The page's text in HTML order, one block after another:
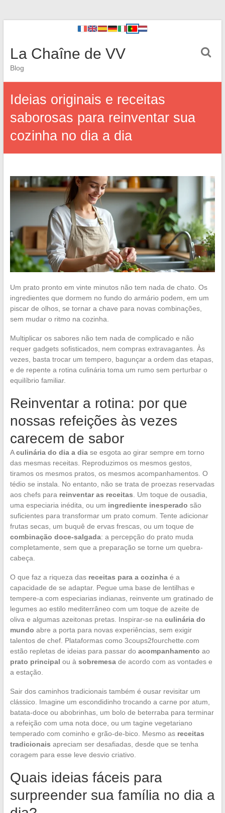
La Chaîne de VV
Blog
Ideias originais e receitas
saborosas para reinventar sua
cozinha no dia a dia
Um prato pronto em vinte minutos não tem nada de chato. Os
ingredientes que dormem no fundo do armário podem, em um
piscar de olhos, se tornar a chave para novas combinações,
sem mudar o ritmo na cozinha.
Multiplicar os sabores não tem nada de complicado e não
requer gadgets sofisticados, nem compras extravagantes. Às
vezes, basta trocar um tempero, bagunçar a ordem das etapas,
e de repente a rotina culinária toma um rumo sem perturbar o
equilíbrio familiar.
Reinventar a rotina: por que
nossas refeições às vezes
carecem de sabor
Aculinária do dia a diase esgota ao girar sempre em torno
das mesmas receitas. Reproduzimos os mesmos gestos,
tiramos os mesmos pratos, os mesmos acompanhamentos. O
tédio se instala. No entanto, não se trata de proezas reservadas
aos chefs para reinventar as receitas . Um toque de ousadia,
uma especiaria inédita, ou um ingrediente inesperado são
suficientes para transformar um prato comum. Tente adicionar
frutas secas, um buquê de ervas frescas, ou um toque de
combinação doce-salgada: a percepção do prato muda
completamente, sem que a preparação se torne um quebra-
cabeça.
O que faz a riqueza das receitas para a cozinhaé a
capacidade de se adaptar. Pegue uma base de lentilhas e
tempere-a com especiarias indianas, reinvente um gratinado de
legumes ao estilo mediterrâneo com um toque de azeite de
oliva e algumas azeitonas pretas. Inspirar-se na culinária do
mundo abre a porta para novas experiências, sem exigir
talentos de chef. Plataformas como 3coups2fourchette.com
estão repletas de ideias para passar do acompanhamento ao
prato principal ou à sobremesade acordo com as vontades e
a estação.
Sair dos caminhos tradicionais também é ousar revisitar um
clássico. Imagine um escondidinho trocando a carne por atum,
batata-doce ou abobrinhas, um bolo de beterraba para terminar
a refeição com uma nota doce, ou um tagine vegetariano
temperado com cominho e grão-de-bico. Mesmo as receitas
tradicionais apreciam ser desafiadas, desde que se tenha
coragem para esse leve desvio criativo.
Quais ideias fáceis para
surpreender sua família no dia a